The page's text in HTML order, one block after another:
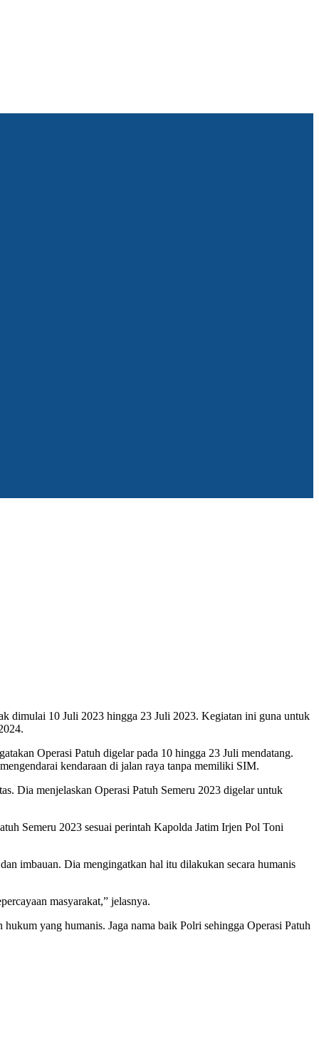
dimulai 10 Juli 2023 hingga 23 Juli 2023. Kegiatan ini guna untuk
Operasi Patuh digelar pada 10 hingga 23 Juli mendatang.
kendaraan di jalan raya tanpa memiliki SIM.
Dia menjelaskan Operasi Patuh Semeru 2023 digelar untuk
Semeru 2023 sesuai perintah Kapolda Jatim Irjen Pol Toni
imbauan. Dia mengingatkan hal itu dilakukan secara humanis
masyarakat,” jelasnya.
yang humanis. Jaga nama baik Polri sehingga Operasi Patuh